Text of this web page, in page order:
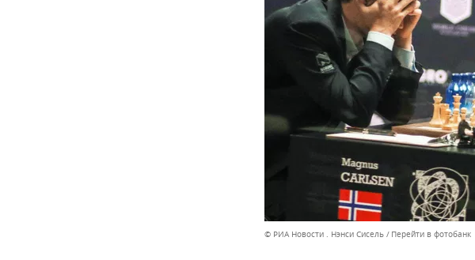
© РИА Новости . Нэнси Сисель Перейти в фотобанк